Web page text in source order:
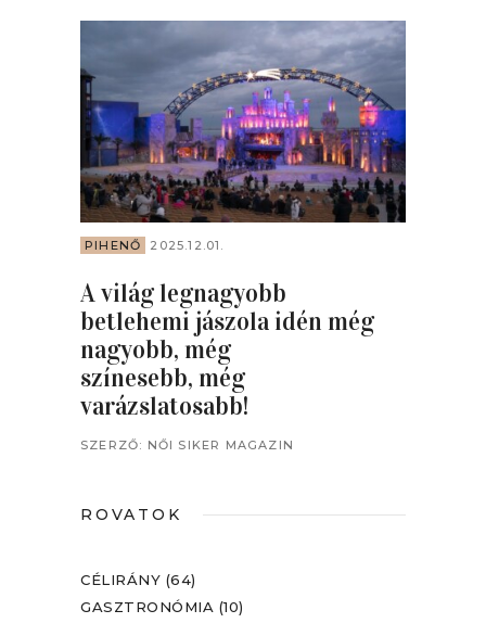
PIHENŐ 2025.12.01.
A világ legnagyobb
betlehemi jászola idén még
nagyobb, még
színesebb, még
varázslatosabb!
SZERZŐ: NŐI SIKER MAGAZIN
ROVATOK
CÉLIRÁNY (64)
GASZTRONÓMIA (10)